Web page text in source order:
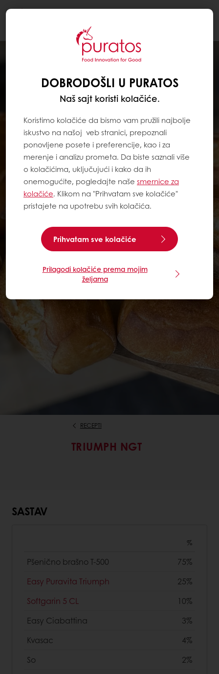
RECEPTI
TRIUMPH NGT
SASTAV
%
Pšenično brašno T-500
75%
Easy Puravita Triumph
25%
Softgarin 5 CL
10%
Easy Ciabattina
3%
Kvasac
4%
So
2%
DOBRODOŠLI U PURATOS
Naš sajt koristi kolačiće.
Koristimo kolačiće da bismo vam pružili najbolje
iskustvo na našoj veb stranici, prepoznali
ponovljene posete i preferencije, kao i za
merenje i analizu prometa. Da biste saznali više
o kolačićima, uključujući i kako da ih
onemogućite, pogledajte naše smernice za
kolačiće. Klikom na "Prihvatam sve kolačiće"
pristajete na upotrebu svih kolačića.
Prihvatam sve kolačiće
Prilagodi kolačiće prema mojim
željama